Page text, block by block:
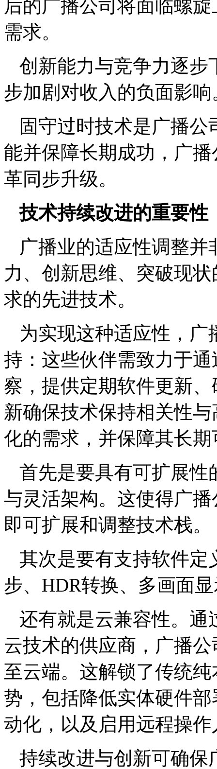
后的广播公司将面临螺
需求。
创新能力与竞争力逐步
步加剧对收入的负面影响
固守过时技术是广播
能并保障长期成功，广
革同步升级。
技术持续改进的重要性
广播业的适应性调整
力、创新思维、突破现
求的先进技术。
为实现这种适应性，
持：这些伙伴需致力于
察，提供定期软件更新
新确保技术保持相关性
化的需求，并保障其长
首先是要具有可扩展
与灵活架构。这使得广
即可扩展和调整技术栈。
其次是要有支持软件定
步、HDR转换、多画面
还有就是云兼容性。通
云技术的供应商，广播
至云端。这解锁了传统
势，包括降低实体硬件
动化，以及启用远程操
持续改进与创新可确保